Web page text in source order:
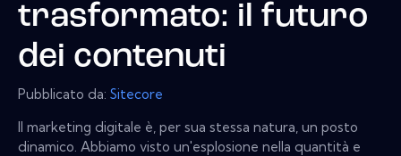
trasformato: il futuro
dei contenuti
Pubblicato da: Sitecore
Il marketing digitale è, per sua stessa natura, un posto
dinamico. Abbiamo visto un'esplosione nella quantità e